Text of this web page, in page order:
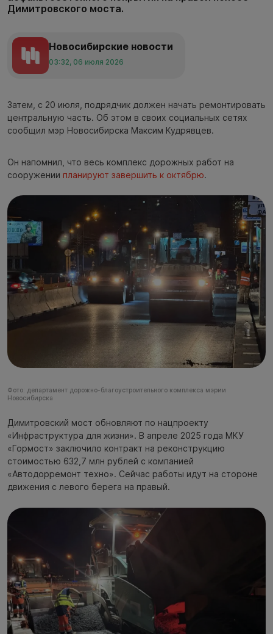
Димитровского моста.
Новосибирские новости
03:32, 06 июля 2026
Затем, с 20 июля, подрядчик должен начать ремонтировать
центральную часть. Об этом в своих социальных сетях
сообщил мэр Новосибирска Максим Кудрявцев.
Он напомнил, что весь комплекс дорожных работ на
сооружении планируют завершить к октябрю.
Фото: департамент дорожно-благоустроительного комплекса мэрии
Новосибирска
Димитровский мост обновляют по нацпроекту
«Инфраструктура для жизни». В апреле 2025 года МКУ
«Гормост» заключило контракт на реконструкцию
стоимостью 632,7 млн рублей с компанией
«Автодорремонт техно». Сейчас работы идут на стороне
движения с левого берега на правый.